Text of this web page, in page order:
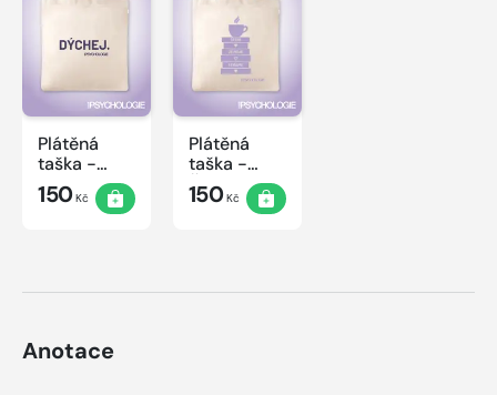
Plátěná
taška -
Dýchej
150Kč
Plátěná
taška -
Čtení
150Kč
Anotace